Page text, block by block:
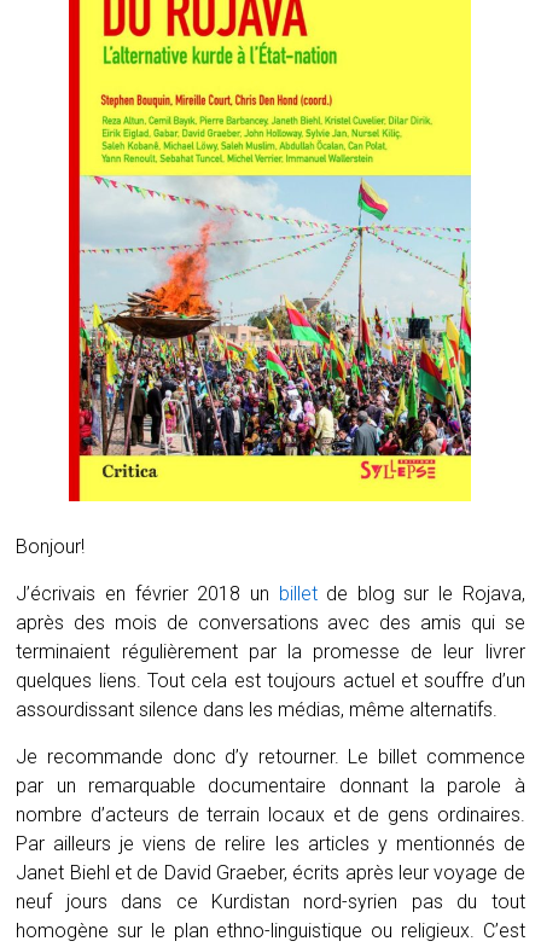
Bonjour!
J’écrivais en février 2018 un billetde blog sur le Rojava,
après des mois de conversations avec des amis qui se
terminaient régulièrement par la promesse de leur livrer
quelques liens. Tout cela est toujours actuel et souffre d’un
assourdissant silence dans les médias, même alternatifs.
Je recommande donc d’y retourner. Le billet commence
par un remarquable documentaire donnant la parole à
nombre d’acteurs de terrain locaux et de gens ordinaires.
Par ailleurs je viens de relire les articles y mentionnés de
Janet Biehl et de David Graeber, écrits après leur voyage de
neuf jours dans ce Kurdistan nord-syrien pas du tout
homogène sur le plan ethno-linguistique ou religieux. C’est